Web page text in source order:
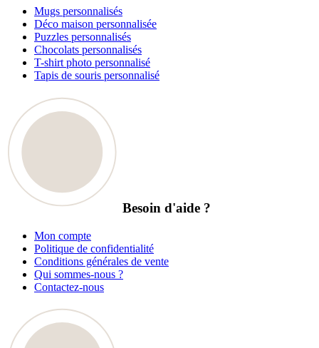
Mugs personnalisés
Déco maison personnalisée
Puzzles personnalisés
Chocolats personnalisés
T-shirt photo personnalisé
Tapis de souris personnalisé
Besoin d'aide ?
Mon compte
Politique de confidentialité
Conditions générales de vente
Qui sommes-nous ?
Contactez-nous